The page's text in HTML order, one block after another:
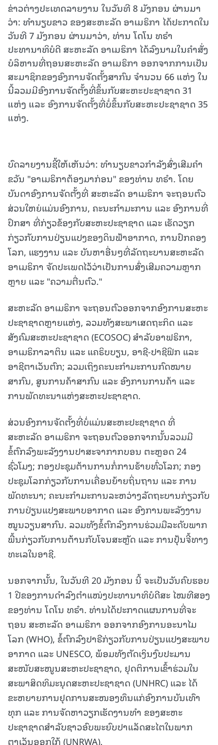
ຂ່າວຕ່າງປະເທດລາຍງານ ໃນວັນທີ 8 ມັງກອນ ຜ່ານມາ
ວ່າ: ທຳນຽບຂາວ ຂອງສະຫະລັດ ອາເມຣິກາ ໄດ້ປະກາດໃນ
ວັນທີ 7 ມັງກອນ ຜ່ານມາວ່າ, ທ່ານ ໂດໂນ ທຣໍາ
ປະທານາທິບໍດີ ສະຫະລັດ ອາເມຣິກາ ໄດ້ລົງນາມໃນຄຳສັ່ງ
ບໍລິຫານທີ່ຖອນສະຫະລັດ ອາເມຣິກາ ອອກຈາກການເປັນ
ສະມາຊິກຂອງອົງການຈັດຕັ້ງສາກົນ ຈຳນວນ 66 ແຫ່ງ ໃນ
ນີ້ລວມມີອົງການຈັດຕັ້ງທີ່ຂຶ້ນກັບສະຫະປະຊາຊາດ 31
ແຫ່ງ ແລະ ອົງການຈັດຕັ້ງທີ່ບໍ່ຂຶ້ນກັບສະຫະປະຊາຊາດ 35
ແຫ່ງ.
ບົດລາຍງານຊີ້ໃຫ້ເຫັນວ່າ: ທຳນຽບຂາວກຳລັງສົ່ງເສີມຄຳ
ຂວັນ "ອາເມຣິກາຕ້ອງມາກ່ອນ" ຂອງທ່ານ ທຣຳ. ໂດຍ
ບັນດາອົງການຈັດຕັ້ງທີ່ ສະຫະລັດ ອາເມຣິກາ ຈະຖອນຕົວ
ສ່ວນໃຫຍ່ແມ່ນອົງການ, ຄະນະກຳມະການ ແລະ ອົງການທີ່
ປຶກສາ ທີ່ກ່ຽວຂ້ອງກັບສະຫະປະຊາຊາດ ແລະ ເຮັດວຽກ
ກ່ຽວກັບການປ່ຽນແປງຂອງດິນຟ້າອາກາດ, ການປົກຄອງ
ໂລກ, ແຮງງານ ແລະ ບັນຫາອື່ນໆທີ່ລັດຖະບານສະຫະລັດ
ອາເມຣິກາ ຈັດປະເພດໄວ້ວ່າເປັນການສົ່ງເສີມຄວາມຫຼາກ
ຫຼາຍ ແລະ "ຄວາມຕື່ນຕົວ."
ສະຫະລັດ ອາເມຣິກາ ຈະຖອນຕົວອອກຈາກອົງການສະຫະ
ປະຊາຊາດຫຼາຍແຫ່ງ, ລວມທັງສະພາເສດຖະກິດ ແລະ
ສັງຄົມສະຫະປະຊາຊາດ (ECOSOC) ສຳລັບອາຟຣິກາ,
ອາເມຣິກາລາຕິນ ແລະ ແຄຣິບບຽນ, ອາຊີ-ປາຊີຟິກ ແລະ
ອາຊີຕາເວັນຕົກ; ລວມເຖິງຄະນະກຳມະການກົດໝາຍ
ສາກົນ, ສູນການຄ້າສາກົນ ແລະ ອົງການການຄ້າ ແລະ
ການພັດທະນາແຫ່ງສະຫະປະຊາຊາດ.
ສ່ວນອົງການຈັດຕັ້ງທີ່ບໍ່ແມ່ນສະຫະປະຊາຊາດ ທີ່
ສະຫະລັດ ອາເມຣິກາ ຈະຖອນຕົວອອກຈາກນັ້ນລວມມີ
ຂໍ້ຕົກລົງພະລັງງານປາສະຈາກາກບອນ ຕະຫຼອດ 24
ຊົ່ວໂມງ; ກອງປະຊຸມຕ້ານການກໍ່ການຮ້າຍທົ່ວໂລກ; ກອງ
ປະຊຸມໂລກກ່ຽວກັບການເຄື່ອນຍ້າຍຖິ່ນຖານ ແລະ ການ
ພັດທະນາ; ຄະນະກຳມະການລະຫວ່າງລັດຖະບານກ່ຽວກັບ
ການປ່ຽນແປງສະພາບອາກາດ ແລະ ອົງການພະລັງງານ
ໝູນວຽນສາກົນ. ລວມທັງຂໍ້ຕົກລົງການຮ່ວມມືລະດັບພາກ
ພື້ນກ່ຽວກັບການຕ້ານກັບໂຈນສະຫຼັດ ແລະ ການປຸ້ນຈີ້ທາງ
ທະເລໃນອາຊີ.
ນອກຈາກນັ້ນ, ໃນວັນທີ 20 ມັງກອນ ນີ້ ຈະເປັນວັນຄົບຮອບ
1 ປີຂອງການດໍາລົງຕໍາແໜ່ງປະທານາທິບໍດີສະ ໄໝທີສອງ
ຂອງທ່ານ ໂດໂນ ທຣໍາ. ທ່ານໄດ້ປະກາດແຜນການທີ່ຈະ
ຖອນ ສະຫະລັດ ອາເມຣິກາ ອອກຈາກອົງການອະນາໄມ
ໂລກ (WHO), ຂໍ້ຕົກລົງປາຣີກ່ຽວກັບການປ່ຽນແປງສະພາບ
ອາກາດ ແລະ UNESCO, ພ້ອມທັງຕັດເງິນງົບປະມານ
ສະໜັບສະໜູນສະຫະປະຊາຊາດ, ຢຸດຕິການເຂົ້າຮ່ວມໃນ
ສະພາສິດທິມະນຸດສະຫະປະຊາຊາດ (UNHRC) ແລະ ໄດ້
ຂະຫຍາຍການຢຸດການສະໜອງທຶນແກ່ອົງການບັນເທົາ
ທຸກ ແລະ ການຈັດຫາວຽກເຮັດງານທຳ ຂອງສະຫະ
ປະຊາຊາດສຳລັບຊາວອົບພະຍົບປາແລັດສະໄຕໃນພາກ
ຕາເວັນອອກໃກ້ (UNRWA).